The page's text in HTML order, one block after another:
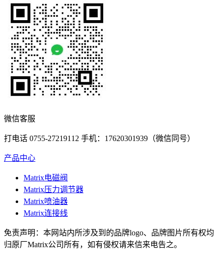
微信客服
打电话 0755-27219112 手机：17620301939（微信同号）
产品中心
Matrix电磁阀
Matrix压力调节器
Matrix喷油器
Matrix连接线
免责声明：本网站内所涉及到的品牌logo、品牌图片所有权均
归原厂Matrix公司所有，如有侵权请来信来电告之。